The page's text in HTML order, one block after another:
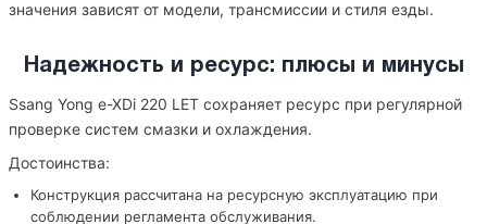
значения зависят от модели, трансмиссии и стиля езды.
Надежность и ресурс: плюсы и минусы
Ssang Yong e-XDi 220 LET сохраняет ресурс при регулярной
проверке систем смазки и охлаждения.
Достоинства:
Конструкция рассчитана на ресурсную эксплуатацию при
соблюдении регламента обслуживания.